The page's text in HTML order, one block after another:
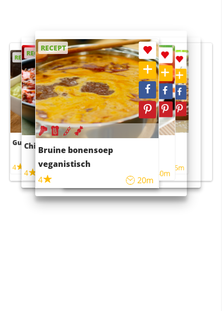
RECEPT
Guacamole
4
RECEPT
Chili con carne
4 45m
RECEPT
Bruine bonensoep
veganistisch
4
20m
RECEPT
Sushi rijstsalade
maaltijdsalade
40m
RECEPT
4 55m